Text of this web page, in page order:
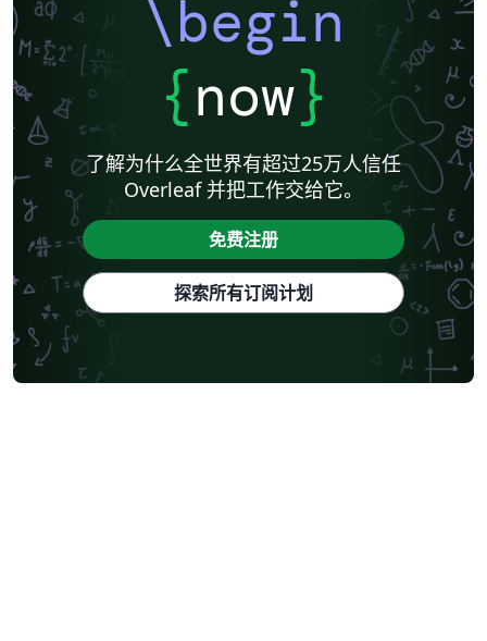
\begin
{now}
了解为什么全世界有超过25万人信任
Overleaf 并把工作交给它。
免费注册
探索所有订阅计划